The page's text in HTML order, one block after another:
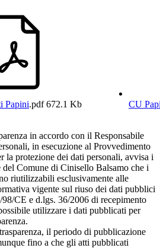
Papini.pdf672.1 Kb CU
in accordo con il Responsabile
in esecuzione al Provvedimento
la protezione dei dati personali, avvisa i
Comune di Cinisello Balsamo che i
riutilizzabili esclusivamente alle
vigente sul riuso dei dati pubblici
CE e d.lgs. 36/2006 di recepimento
utilizzare i dati pubblicati per
il periodo di pubblicazione
fino a che gli atti pubblicati